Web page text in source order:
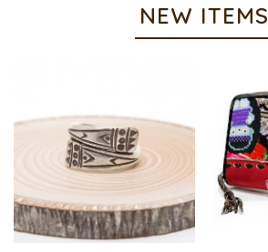
NEW ITEMS